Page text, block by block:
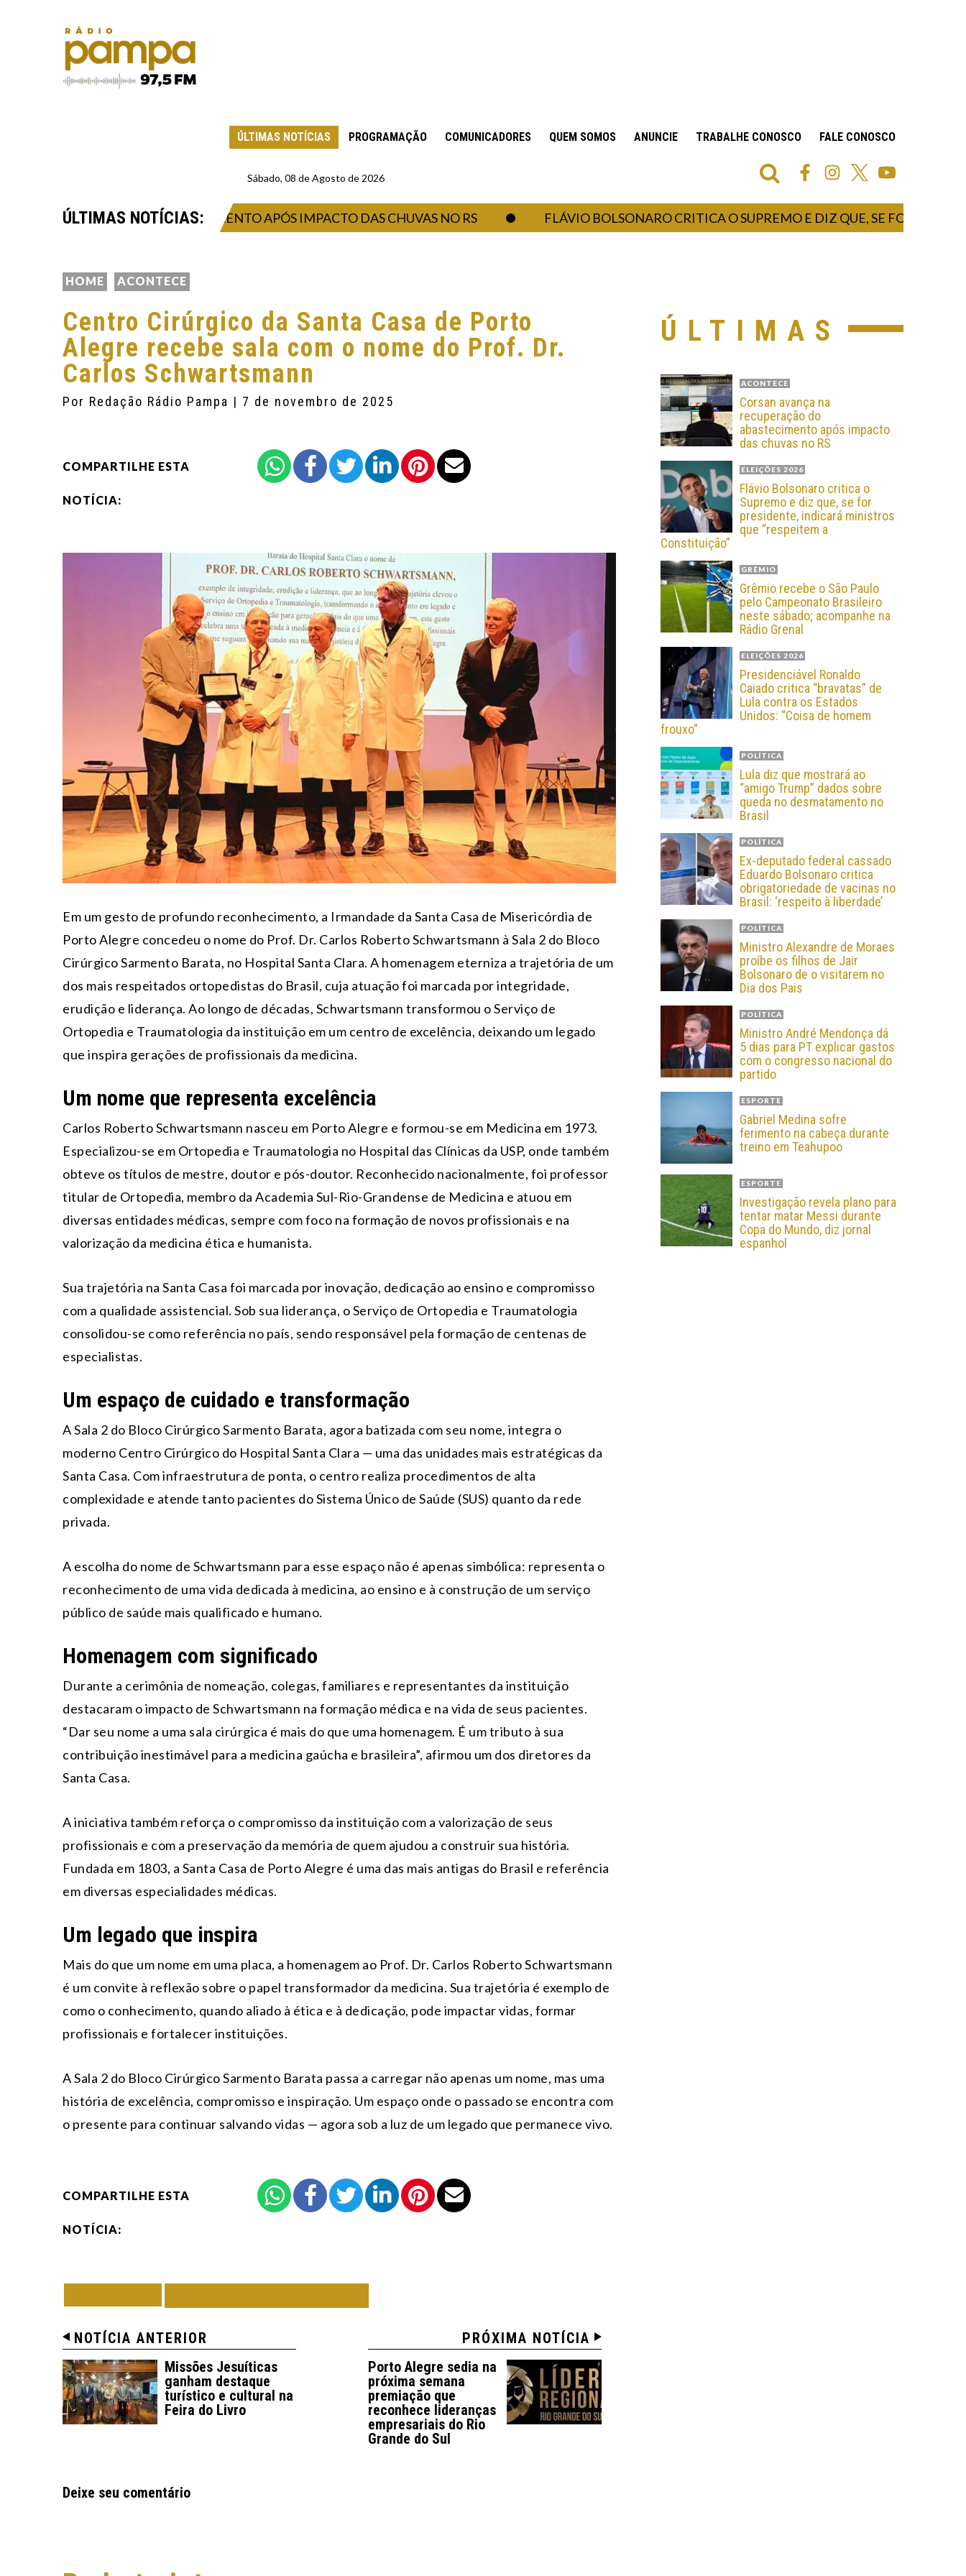
ÚLTIMAS NOTÍCIAS PROGRAMAÇÃO COMUNICADORES QUEM SOMOS ANUNCIE TRABALHE CONOSCO FALE CONOSCO
Sábado, 08 de Agosto de 2026
ÚLTIMAS NOTÍCIAS:
DO ABASTECIMENTO APÓS IMPACTO DAS CHUVAS NO RS FLÁVIO BOLSONARO CRITICA O SUPREMO E DIZ QUE, SE FOR
HOME ACONTECE
Centro Cirúrgico da Santa Casa de Porto
Alegre recebe sala com o nome do Prof. Dr.
Carlos Schwartsmann
Por Redação Rádio Pampa | 7 de novembro de 2025
COMPARTILHE ESTA
NOTÍCIA:
Em um gesto de profundo reconhecimento, a Irmandade da Santa Casa de Misericórdia de
Porto Alegre concedeu o nome do Prof. Dr. Carlos Roberto Schwartsmann à Sala 2 do Bloco
Cirúrgico Sarmento Barata, no Hospital Santa Clara. A homenagem eterniza a trajetória de um
dos mais respeitados ortopedistas do Brasil, cuja atuação foi marcada por integridade,
erudição e liderança. Ao longo de décadas, Schwartsmann transformou o Serviço de
Ortopedia e Traumatologia da instituição em um centro de excelência, deixando um legado
que inspira gerações de profissionais da medicina.
Um nome que representa excelência
Carlos Roberto Schwartsmann nasceu em Porto Alegre e formou-se em Medicina em 1973.
Especializou-se em Ortopedia e Traumatologia no Hospital das Clínicas da USP, onde também
obteve os títulos de mestre, doutor e pós-doutor. Reconhecido nacionalmente, foi professor
titular de Ortopedia, membro da Academia Sul-Rio-Grandense de Medicina e atuou em
diversas entidades médicas, sempre com foco na formação de novos profissionais e na
valorização da medicina ética e humanista.
Sua trajetória na Santa Casa foi marcada por inovação, dedicação ao ensino e compromisso
com a qualidade assistencial. Sob sua liderança, o Serviço de Ortopedia e Traumatologia
consolidou-se como referência no país, sendo responsável pela formação de centenas de
especialistas.
Um espaço de cuidado e transformação
A Sala 2 do Bloco Cirúrgico Sarmento Barata, agora batizada com seu nome, integra o
moderno Centro Cirúrgico do Hospital Santa Clara — uma das unidades mais estratégicas da
Santa Casa. Com infraestrutura de ponta, o centro realiza procedimentos de alta
complexidade e atende tanto pacientes do Sistema Único de Saúde (SUS) quanto da rede
privada.
A escolha do nome de Schwartsmann para esse espaço não é apenas simbólica: representa o
reconhecimento de uma vida dedicada à medicina, ao ensino e à construção de um serviço
público de saúde mais qualificado e humano.
Homenagem com significado
Durante a cerimônia de nomeação, colegas, familiares e representantes da instituição
destacaram o impacto de Schwartsmann na formação médica e na vida de seus pacientes.
“Dar seu nome a uma sala cirúrgica é mais do que uma homenagem. É um tributo à sua
contribuição inestimável para a medicina gaúcha e brasileira”, afirmou um dos diretores da
Santa Casa.
A iniciativa também reforça o compromisso da instituição com a valorização de seus
profissionais e com a preservação da memória de quem ajudou a construir sua história.
Fundada em 1803, a Santa Casa de Porto Alegre é uma das mais antigas do Brasil e referência
em diversas especialidades médicas.
Um legado que inspira
Mais do que um nome em uma placa, a homenagem ao Prof. Dr. Carlos Roberto Schwartsmann
é um convite à reflexão sobre o papel transformador da medicina. Sua trajetória é exemplo de
como o conhecimento, quando aliado à ética e à dedicação, pode impactar vidas, formar
profissionais e fortalecer instituições.
A Sala 2 do Bloco Cirúrgico Sarmento Barata passa a carregar não apenas um nome, mas uma
história de excelência, compromisso e inspiração. Um espaço onde o passado se encontra com
o presente para continuar salvando vidas — agora sob a luz de um legado que permanece vivo.
COMPARTILHE ESTA
NOTÍCIA:
NOTÍCIA ANTERIOR
Missões Jesuíticas
ganham destaque
turístico e cultural na
Feira do Livro
PRÓXIMA NOTÍCIA
Porto Alegre sedia na
próxima semana
premiação que
reconhece lideranças
empresariais do Rio
Grande do Sul
Deixe seu comentário
ÚLTIMAS
ACONTECE
Corsan avança na
recuperação do
abastecimento após impacto
das chuvas no RS
ELEIÇÕES 2026
Flávio Bolsonaro critica o
Supremo e diz que, se for
presidente, indicará ministros
que “respeitem a
Constituição”
GRÊMIO
Grêmio recebe o São Paulo
pelo Campeonato Brasileiro
neste sábado; acompanhe na
Rádio Grenal
ELEIÇÕES 2026
Presidenciável Ronaldo
Caiado critica “bravatas” de
Lula contra os Estados
Unidos: “Coisa de homem
frouxo”
POLÍTICA
Lula diz que mostrará ao
“amigo Trump” dados sobre
queda no desmatamento no
Brasil
POLÍTICA
Ex-deputado federal cassado
Eduardo Bolsonaro critica
obrigatoriedade de vacinas no
Brasil: ‘respeito à liberdade’
POLÍTICA
Ministro Alexandre de Moraes
proíbe os filhos de Jair
Bolsonaro de o visitarem no
Dia dos Pais
POLÍTICA
Ministro André Mendonça dá
5 dias para PT explicar gastos
com o congresso nacional do
partido
ESPORTE
Gabriel Medina sofre
ferimento na cabeça durante
treino em Teahupoo
ESPORTE
Investigação revela plano para
tentar matar Messi durante
Copa do Mundo, diz jornal
espanhol